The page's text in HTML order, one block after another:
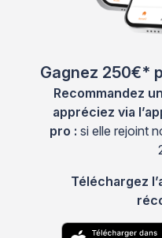
Gagnez 250€*
Recommandez
appréciez via
pro : si elle rejoint
Téléchargez